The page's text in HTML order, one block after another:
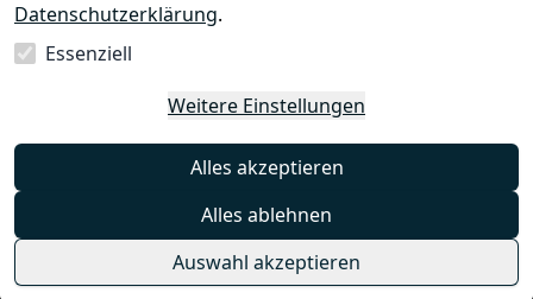
Datenschutzerklärung.
Essenziell
Weitere Einstellungen
Alles akzeptieren
Alles ablehnen
Auswahl akzeptieren
© 2026 selected-lights